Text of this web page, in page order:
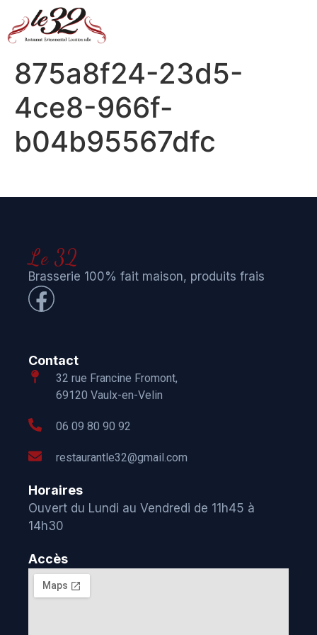
875a8f24-23d5-
4ce8-966f-
b04b95567dfc
Le 32
Brasserie 100% fait maison, produits frais
Contact
32 rue Francine Fromont,
69120 Vaulx-en-Velin
06 09 80 90 92
restaurantle32@gmail.com
Horaires
Ouvert du Lundi au Vendredi de 11h45 à
14h30
Accès